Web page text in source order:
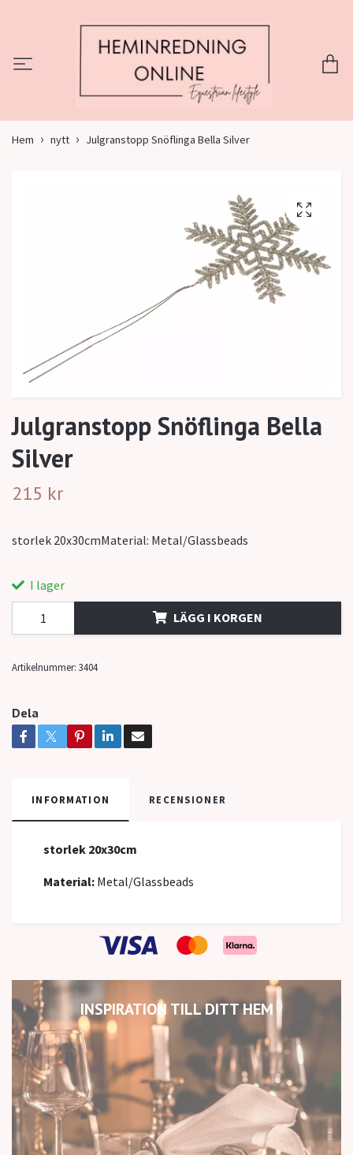
INSPIRATION TILL DITT HEM
Hem nytt Julgranstopp Snöflinga Bella Silver
Julgranstopp Snöflinga Bella
Silver
215 kr
storlek 20x30cmMaterial: Metal/Glassbeads
I lager
LÄGG I KORGEN
Artikelnummer: 3404
Dela
INFORMATION RECENSIONER
storlek 20x30cm
Material: Metal/Glassbeads